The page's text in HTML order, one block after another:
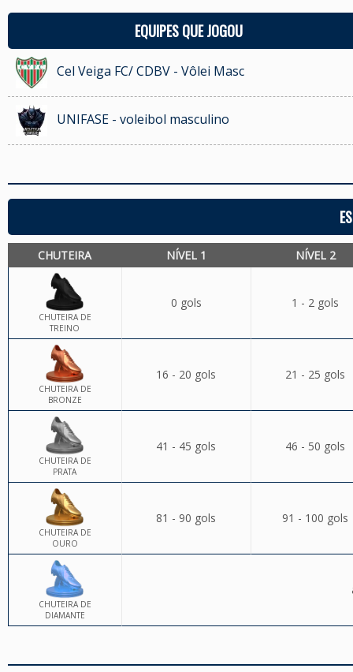
EQUIPES QUE JOGOU
Cel Veiga FC/ CDBV - Vôlei Masc
UNIFASE - voleibol masculino
CHUTEIRA NÍVEL 1 NÍVEL 2
CHUTEIRA DE
TREINO
0 gols 1 - 2 gols
CHUTEIRA DE
BRONZE
16 - 20 gols 21 - 25 gols
CHUTEIRA DE
PRATA
41 - 45 gols 46 - 50 gols
CHUTEIRA DE
OURO
81 - 90 gols 91 - 100 gols
CHUTEIRA DE
DIAMANTE